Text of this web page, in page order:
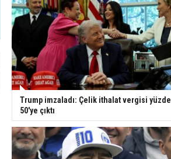
Trump imzaladı: Çelik ithalat vergisi yüzde
50'ye çıktı